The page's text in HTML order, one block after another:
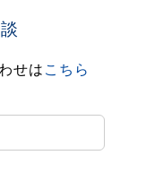
せは こちら